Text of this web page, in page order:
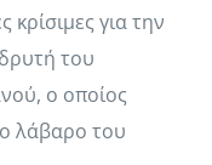
κρίσιμες για την
του
ο οποίος
λάβαρο του